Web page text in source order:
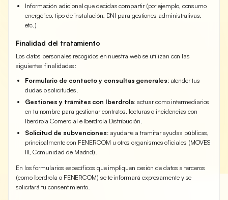
Información adicional que decidas compartir (por ejemplo, consumo
energético, tipo de instalación, DNI para gestiones administrativas,
etc.)
Finalidad del tratamiento
Los datos personales recogidos en nuestra web se utilizan con las
siguientes finalidades:
Formulario de contacto y consultas generales:atender tus
dudas o solicitudes.
Gestiones y trámites con Iberdrola: actuar como intermediarios
en tu nombre para gestionar contratos, lecturas o incidencias con
Iberdrola Comercial e Iberdrola Distribución.
Solicitud de subvenciones: ayudarte a tramitar ayudas públicas,
principalmente con FENERCOM u otros organismos oficiales (MOVES
III, Comunidad de Madrid).
En los formularios específicos que impliquen cesión de datos a terceros
(como Iberdrola o FENERCOM) se te informará expresamente y se
solicitará tu consentimiento.